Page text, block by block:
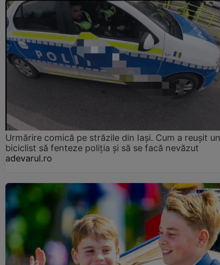
Urmărire comică pe străzile din Iași. Cum a reușit un
biciclist să fenteze poliția și să se facă nevăzut
adevarul.ro